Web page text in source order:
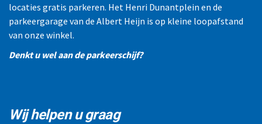
locaties gratis parkeren. Het Henri Dunantplein en de
parkeergarage van de Albert Heijn is op kleine loopafstand
van onze winkel.
Denkt u wel aan de parkeerschijf?
Wij helpen u graag